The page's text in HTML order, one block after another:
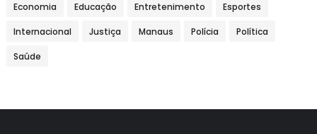
Economia Educação Entretenimento Esportes
Internacional Justiça Manaus Polícia Política
Saúde